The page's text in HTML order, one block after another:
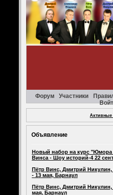
Форум Участники
Активные
Объявление
Новый набор на курс "Юмора
Винса - Шоу историй-4 22
Пётр Винс, Дмитрий Никулин,
- 13 мая, Барнаул
Пётр Винс, Дмитрий
мая, Барнаул